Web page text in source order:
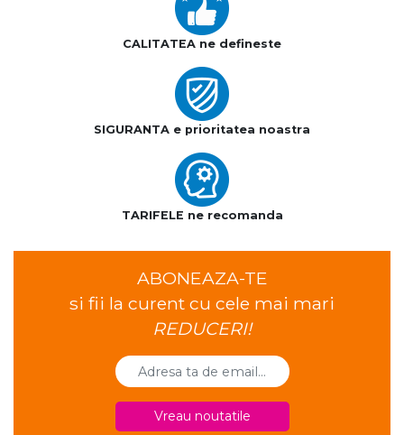
CALITATEA ne defineste
SIGURANTA e prioritatea noastra
TARIFELE ne recomanda
ABONEAZA-TE
si fii la curent cu cele mai mari
REDUCERI!
Vreau noutatile